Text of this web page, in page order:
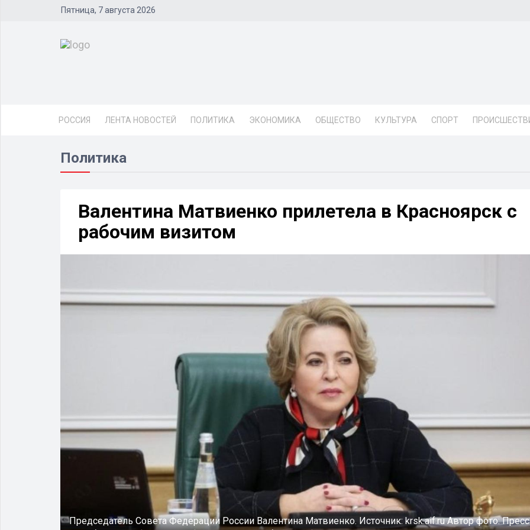
Пятница, 7 августа 2026
РОССИЯ ЛЕНТА НОВОСТЕЙ ПОЛИТИКА ЭКОНОМИКА ОБЩЕСТВО КУЛЬТУРА СПОРТ
Политика
Валентина Матвиенко прилетела в Красноярск с
рабочим визитом
Председатель Совета Федерации России Валентина Матвиенко. Источник: krsk.aif.ruАвтор фото: